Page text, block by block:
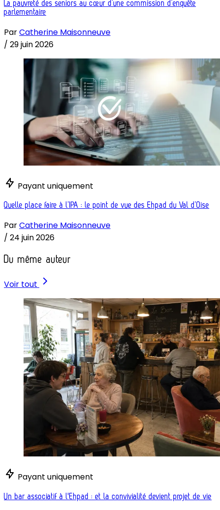
La pauvreté des seniors au cœur d’une commission d’enquête
parlementaire
ParCatherine Maisonneuve
/ 29 juin 2026
Payant uniquement
Quelle place faire à l’IPA : le point de vue des Ehpad du Val d’Oise
ParCatherine Maisonneuve
/ 24 juin 2026
Du même auteur
Voir tout
Payant uniquement
Un bar associatif à l'Ehpad : et la convivialité devient projet de vie